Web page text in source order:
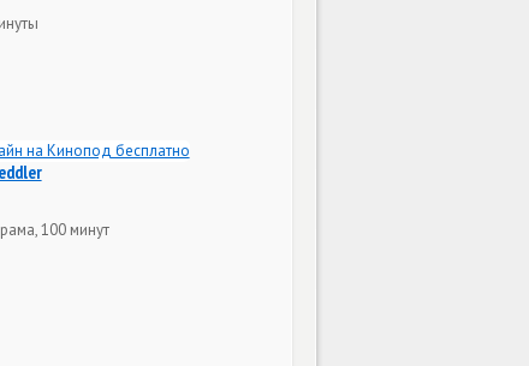
100 минут